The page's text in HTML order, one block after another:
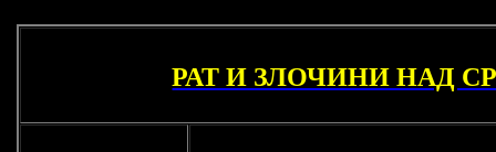
РАТ И ЗЛОЧИНИ НАД